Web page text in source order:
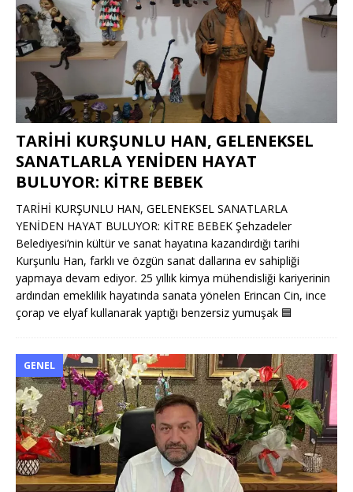
TARİHİ KURŞUNLU HAN, GELENEKSEL
SANATLARLA YENİDEN HAYAT
BULUYOR: KİTRE BEBEK
TARİHİ KURŞUNLU HAN, GELENEKSEL SANATLARLA
YENİDEN HAYAT BULUYOR: KİTRE BEBEK Şehzadeler
Belediyesi’nin kültür ve sanat hayatına kazandırdığı tarihi
Kurşunlu Han, farklı ve özgün sanat dallarına ev sahipliği
yapmaya devam ediyor. 25 yıllık kimya mühendisliği kariyerinin
ardından emeklilik hayatında sanata yönelen Erincan Cin, ince
çorap ve elyaf kullanarak yaptığı benzersiz yumuşak 🟦
GENEL